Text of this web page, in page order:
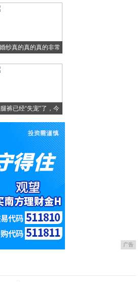
一个超声波传感器即
纱真的真的真的非常
裤已经“失宠”了，今
广告